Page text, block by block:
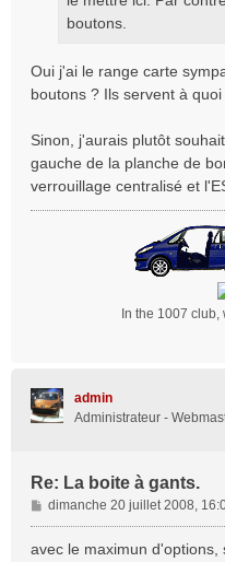
boutons.
Oui j'ai le range carte
boutons ? Ils servent à quoi
Sinon, j'aurais plutôt
gauche de la planche de
verrouillage centralisé et
In the 1007
admin
Administrateur -
Re: La boite à gants.
M
e
s
dimanche 20 juillet 2008,
avec le maximun